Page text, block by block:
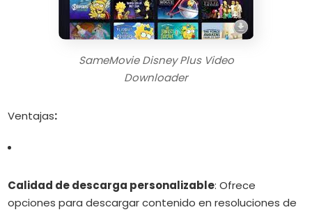
SameMovie Disney Plus Video
Downloader
Ventajas:
Calidad de descarga personalizable:Ofrece
opciones para descargar contenido en resoluciones de